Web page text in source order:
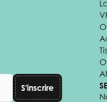
S'inscrire